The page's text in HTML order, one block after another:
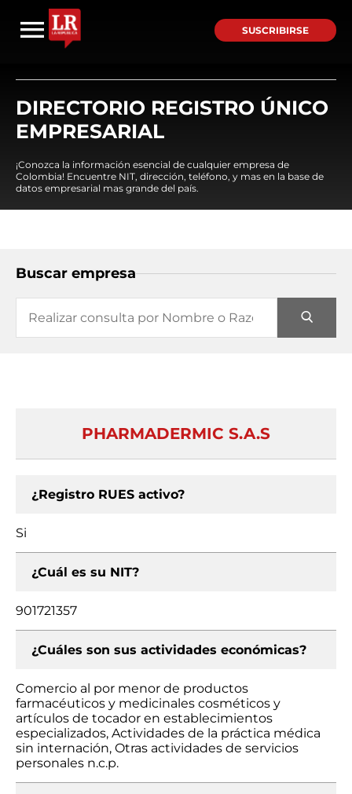
SUSCRIBIRSE
DIRECTORIO REGISTRO ÚNICO
EMPRESARIAL
¡Conozca la información esencial de cualquier empresa de
Colombia! Encuentre NIT, dirección, teléfono, y mas en la base de
datos empresarial mas grande del país.
Buscar empresa
PHARMADERMIC S.A.S
¿Registro RUES activo?
Si
¿Cuál es su NIT?
901721357
¿Cuáles son sus actividades económicas?
Comercio al por menor de productos
farmacéuticos y medicinales cosméticos y
artículos de tocador en establecimientos
especializados, Actividades de la práctica médica
sin internación, Otras actividades de servicios
personales n.c.p.